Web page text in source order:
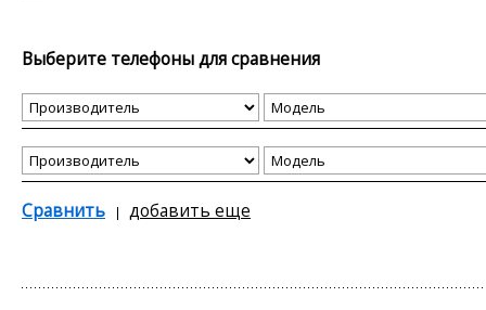
Выберите телефоны для сравнения
Сравнить добавить еще